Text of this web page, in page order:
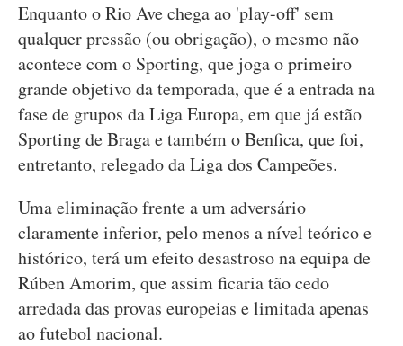
Enquanto o Rio Ave chega ao 'play-off' sem
qualquer pressão (ou obrigação), o mesmo não
acontece com o Sporting, que joga o primeiro
grande objetivo da temporada, que é a entrada na
fase de grupos da Liga Europa, em que já estão
Sporting de Braga e também o Benfica, que foi,
entretanto, relegado da Liga dos Campeões.
Uma eliminação frente a um adversário
claramente inferior, pelo menos a nível teórico e
histórico, terá um efeito desastroso na equipa de
Rúben Amorim, que assim ficaria tão cedo
arredada das provas europeias e limitada apenas
ao futebol nacional.